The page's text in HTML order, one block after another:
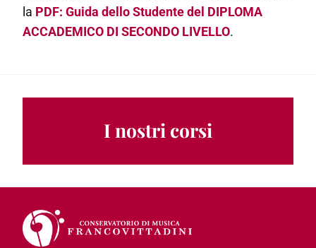
la
Guida dello Studente del DIPLOMA
ACCADEMICO DI SECONDO LIVELLO.
I nostri corsi